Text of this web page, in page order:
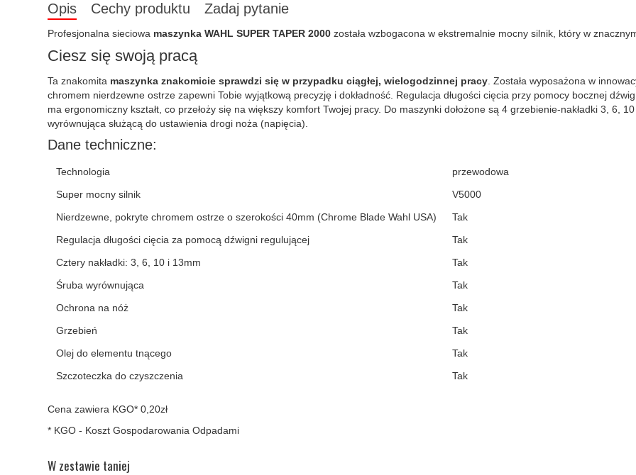
Opis Cechy produktu Zadaj pytanie
Profesjonalna sieciowa maszynka WAHL SUPER TAPER 2000 została wzbogacona w ekstremalnie mocny silnik, który w
Ciesz się swoją pracą
Ta znakomita maszynka znakomicie sprawdzi się w przypadku ciągłej, wielogodzinnej pracy . Została wyposażona w
chromem nierdzewne ostrze zapewni Tobie wyjątkową precyzję i dokładność. Regulacja długości cięcia przy pomocy bocznej
ma ergonomiczny kształt, co przełoży się na większy komfort Twojej pracy. Do maszynki dołożone są 4 grzebienie-nakładki 3, 6,
wyrównująca służącą do ustawienia drogi noża (napięcia).
Dane techniczne:
Technologia
przewodowa
Super mocny silnik
V5000
Nierdzewne, pokryte chromem ostrze o szerokości 40mm (Chrome Blade Wahl USA)
Tak
Regulacja długości cięcia za pomocą dźwigni regulującej
Tak
Cztery nakładki: 3, 6, 10 i 13mm
Tak
Śruba wyrównująca
Tak
Ochrona na nóż
Tak
Grzebień
Tak
Olej do elementu tnącego
Tak
Szczoteczka do czyszczenia
Tak
Cena zawiera KGO* 0,20zł
* KGO - Koszt Gospodarowania Odpadami
W zestawie taniej